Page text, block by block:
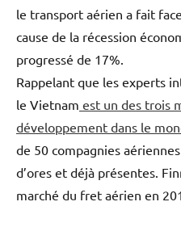
le transport aérien a fait
cause de la récession
progressé de 17%.
Rappelant que les experts
le Vietnam est un des trois
développement dans le
de 50 compagnies
d’ores et déjà présentes.
marché du fret aérien en